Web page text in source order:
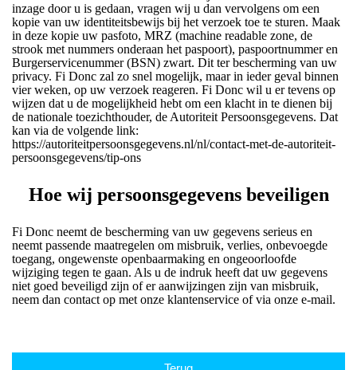
inzage door u is gedaan, vragen wij u dan vervolgens om een
kopie van uw identiteitsbewijs bij het verzoek toe te sturen. Maak
in deze kopie uw pasfoto, MRZ (machine readable zone, de
strook met nummers onderaan het paspoort), paspoortnummer en
Burgerservicenummer (BSN) zwart. Dit ter bescherming van uw
privacy. Fi Donc zal zo snel mogelijk, maar in ieder geval binnen
vier weken, op uw verzoek reageren. Fi Donc wil u er tevens op
wijzen dat u de mogelijkheid hebt om een klacht in te dienen bij
de nationale toezichthouder, de Autoriteit Persoonsgegevens. Dat
kan via de volgende link:
https://autoriteitpersoonsgegevens.nl/nl/contact-met-de-autoriteit-
persoonsgegevens/tip-ons
Hoe wij persoonsgegevens beveiligen
Fi Donc neemt de bescherming van uw gegevens serieus en
neemt passende maatregelen om misbruik, verlies, onbevoegde
toegang, ongewenste openbaarmaking en ongeoorloofde
wijziging tegen te gaan. Als u de indruk heeft dat uw gegevens
niet goed beveiligd zijn of er aanwijzingen zijn van misbruik,
neem dan contact op met onze klantenservice of via onze e-mail.